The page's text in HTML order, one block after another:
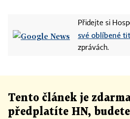
Přidejte si
své oblíbené
zprávách.
Tento článek je
předplatíte HN,